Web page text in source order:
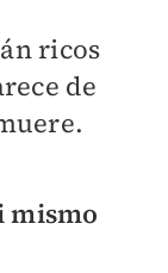
ricos
de
mismo